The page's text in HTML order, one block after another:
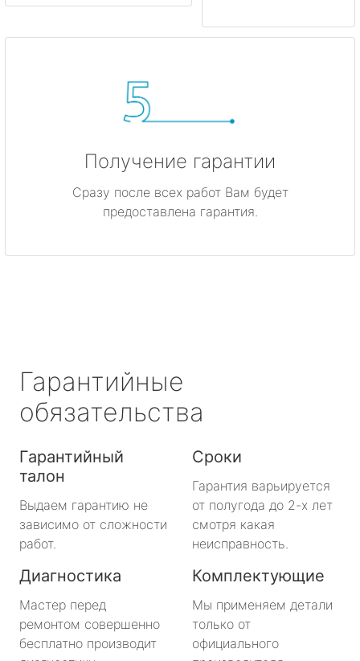
Получение гарантии
Сразу после всех работ Вам будет
предоставлена гарантия.
Гарантийные
обязательства
Гарантийный
талон
Выдаем гарантию не
зависимо от сложности
работ.
Сроки
Гарантия варьируется
от полугода до 2-х лет
смотря какая
неисправность.
Диагностика
Мастер перед
ремонтом совершенно
бесплатно производит
Комплектующие
Мы применяем детали
только от
официального